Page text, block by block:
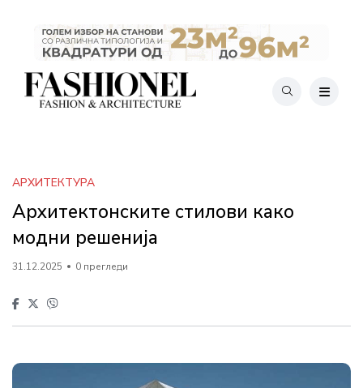
АРХИТЕКТУРА
Архитектонските стилови како
модни решенија
31.12.2025 0 прегледи